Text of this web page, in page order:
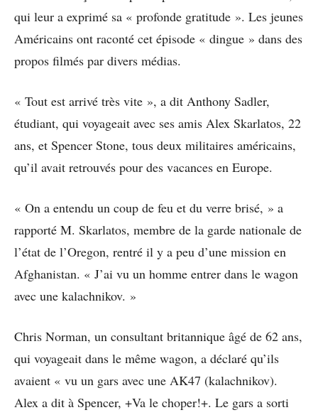
qui leur a exprimé sa « profonde gratitude ». Les jeunes
Américains ont raconté cet épisode « dingue » dans des
propos filmés par divers médias.
« Tout est arrivé très vite », a dit Anthony Sadler,
étudiant, qui voyageait avec ses amis Alex Skarlatos, 22
ans, et Spencer Stone, tous deux militaires américains,
qu’il avait retrouvés pour des vacances en Europe.
« On a entendu un coup de feu et du verre brisé, » a
rapporté M. Skarlatos, membre de la garde nationale de
l’état de l’Oregon, rentré il y a peu d’une mission en
Afghanistan. « J’ai vu un homme entrer dans le wagon
avec une kalachnikov. »
Chris Norman, un consultant britannique âgé de 62 ans,
qui voyageait dans le même wagon, a déclaré qu’ils
avaient « vu un gars avec une AK47 (kalachnikov).
Alex a dit à Spencer, +Va le choper!+. Le gars a sorti